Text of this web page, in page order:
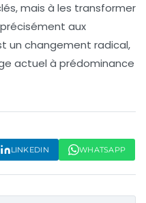
mais à les transformer
aux
un changement radical,
actuel à prédominance
LINKEDIN WHATSAPP